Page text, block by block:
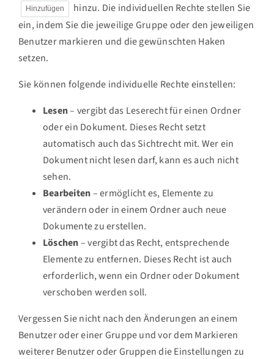
Hinzufügen
hinzu. Die individuellen Rechte stellen Sie
ein, indem Sie die jeweilige Gruppe oder den jeweiligen
Benutzer markieren und die gewünschten Haken
setzen.
Sie können folgende individuelle Rechte einstellen:
Lesen– vergibt das Leserecht für einen Ordner
oder ein Dokument. Dieses Recht setzt
automatisch auch das Sichtrecht mit. Wer ein
Dokument nicht lesen darf, kann es auch nicht
sehen.
Bearbeiten– ermöglicht es, Elemente zu
verändern oder in einem Ordner auch neue
Dokumente zu erstellen.
Löschen– vergibt das Recht, entsprechende
Elemente zu entfernen. Dieses Recht ist auch
erforderlich, wenn ein Ordner oder Dokument
verschoben werden soll.
Vergessen Sie nicht nach den Änderungen an einem
Benutzer oder einer Gruppe und vor dem Markieren
weiterer Benutzer oder Gruppen die Einstellungen zu